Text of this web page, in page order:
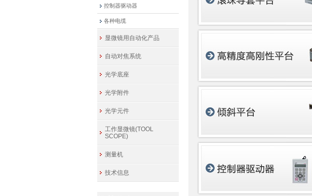
控制器驱动器
各种电缆
显微镜用自动化产品
自动对焦系统
光学底座
光学附件
光学元件
工作显微镜(TOOL
SCOPE)
测量机
技术信息